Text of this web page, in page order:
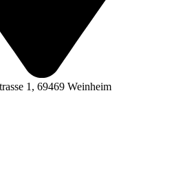
1, 69469 Weinheim